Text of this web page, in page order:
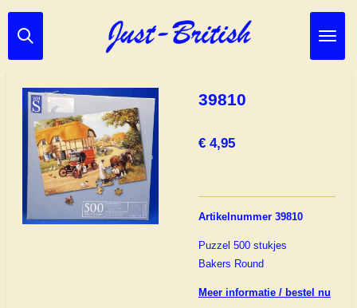
Ga
direct
hoofdinhoud
39810
€ 4,95
Artikelnummer 39810
Puzzel 500 stukjes
Bakers Round
Meer informatie / bestel nu